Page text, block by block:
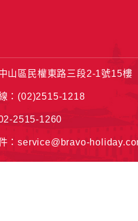
山區民權東路三段2-1號15樓
：(02)2515-1218
2515-1260
：service@bravo-